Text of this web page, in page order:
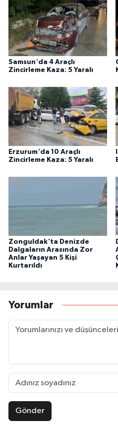
Samsun'da 4 Araçlı
Zincirleme Kaza: 5 Yaralı
Erzurum'da 10 Araçlı
Zincirleme Kaza: 5 Yaralı
Zonguldak'ta Denizde
Dalgaların Arasında Zor
Anlar Yaşayan 5 Kişi
Kurtarıldı
Yorumlar
Gönder